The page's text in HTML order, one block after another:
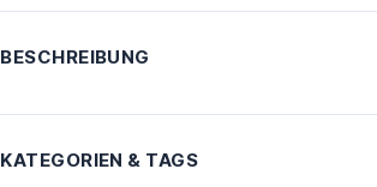
BESCHREIBUNG
KATEGORIEN & TAGS